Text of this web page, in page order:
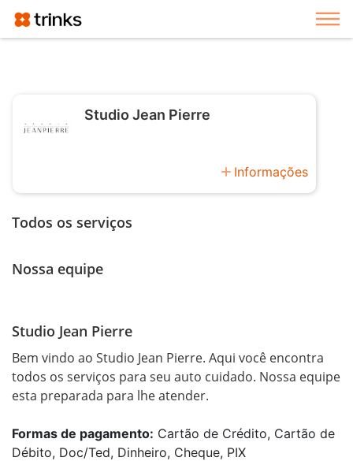
Studio Jean Pierre
add Informações
Todos os serviços
Nossa equipe
Studio Jean Pierre
Bem vindo ao Studio Jean Pierre. Aqui você encontra
todos os serviços para seu auto cuidado. Nossa equipe
esta preparada para lhe atender.
Formas de pagamento: Cartão de Crédito, Cartão de
Débito, Doc/Ted, Dinheiro, Cheque, PIX